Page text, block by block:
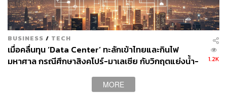
แม้จะอยู่ในตลาดมานาน แต่ SEE FAH ไม่เคยหยุดพัฒนา
โดยเฉพาะการรีแบรนด์ครั้งใหญ่ที่เกิดขึ้นในช่วงหลัง ไม่ว่า
จะเป็นการปรับโฉมร้านให้มีความทันสมัย การเพิ่มเมนูใหม่ที่
เล่าเรื่องราวผ่านภาพ สี และการนำเสนออาหารแบบใหม่ ไป
จนถึงการสร้างบทเพลงร่วมสมัยโดยศิลปิน เช่น บอย โกสิย
พงษ์, นะ Polycat และ ป๊อด ธนชัย เพื่อสื่อสารกับกลุ่มลูกค้า
BUSINESS / TECH
เมื่อคลื่นทุน ‘Data Center’ ทะลักเข้าไทยและกินไฟ
มหาศาล กรณีศึกษาสิงคโปร์-มาเลเซีย กับวิกฤตแย่งน้ำ-
1.2K
MORE